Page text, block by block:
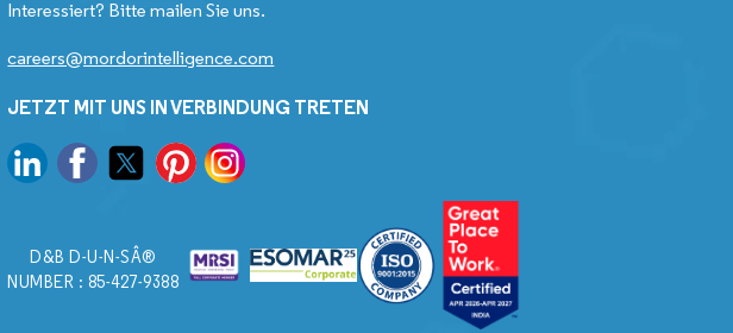
Interessiert? Bitte mailen Sie uns.
careers@mordorintelligence.com
JETZT MIT UNS IN VERBINDUNG TRETEN
D&B D-U-N-SÂ®
NUMBER : 85-427-9388